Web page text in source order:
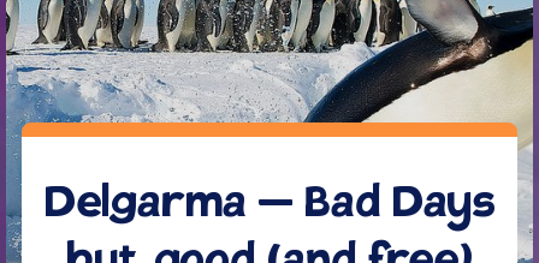
Delgarma – Bad Days